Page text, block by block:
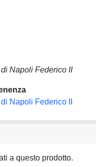
Napoli Federico II
Napoli Federico II
a questo prodotto.